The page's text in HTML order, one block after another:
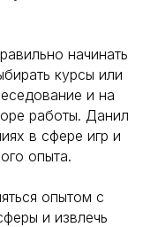
начинать
курсы или
и на
работы. Данил
в сфере игр и
опыта.
опытом с
и извлечь